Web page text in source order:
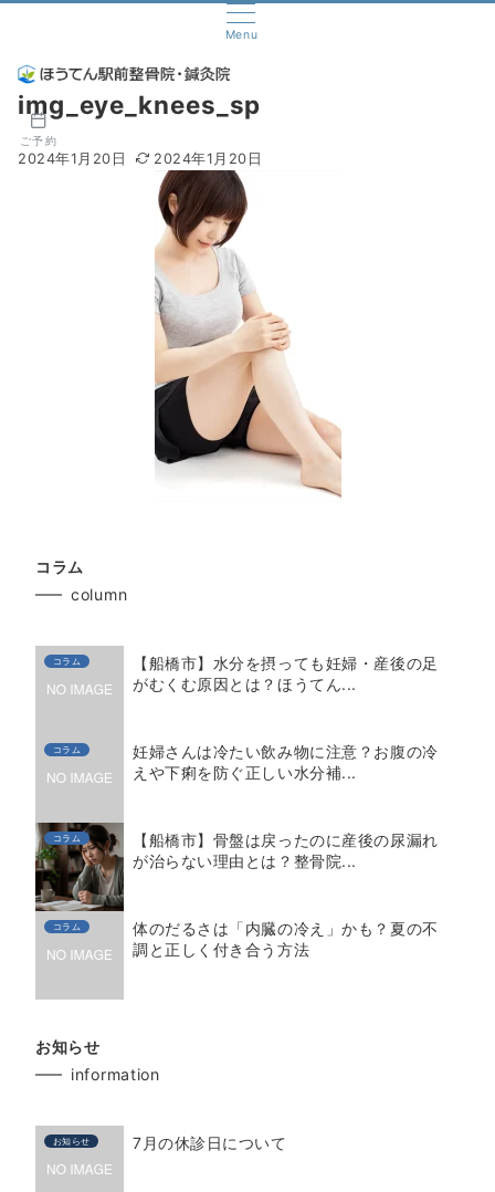
Menu
ご予約
img_eye_knees_sp
2024年1月20日 2024年1月20日
コラム
column
コラム
【船橋市】水分を摂っても妊婦・産後の足
がむくむ原因とは？ほうてん...
コラム
妊婦さんは冷たい飲み物に注意？お腹の冷
えや下痢を防ぐ正しい水分補...
コラム
【船橋市】骨盤は戻ったのに産後の尿漏れ
が治らない理由とは？整骨院...
コラム
体のだるさは「内臓の冷え」かも？夏の不
調と正しく付き合う方法
お知らせ
information
お知らせ 7月の休診日について